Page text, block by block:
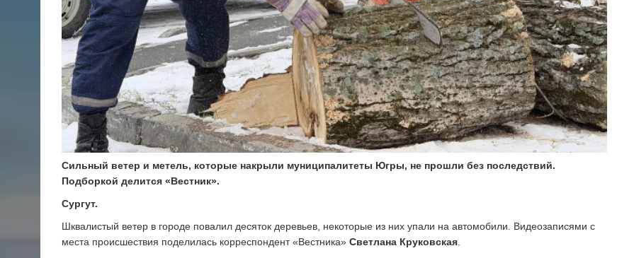
Сильный ветер и метель, которые накрыли муниципалитеты Югры, не прошли без последствий.
Подборкой делится «Вестник».
Сургут.
Шквалистый ветер в городе повалил десяток деревьев, некоторые из них упали на автомобили. Видеозаписями с
места происшествия поделилась корреспондент «Вестника» Светлана Круковская